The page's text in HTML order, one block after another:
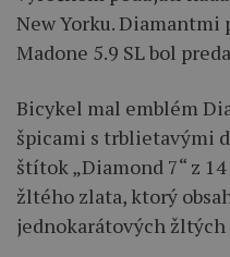
New Yorku. Diamantmi
Madone 5.9 SL bol
Bicykel mal emblém
špicami s trblietavými
štítok „Diamond 7“ z
žltého zlata, ktorý
jednokarátových žltých